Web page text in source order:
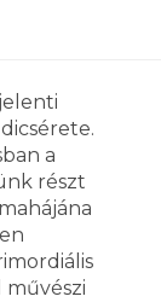
a
részt
művészi